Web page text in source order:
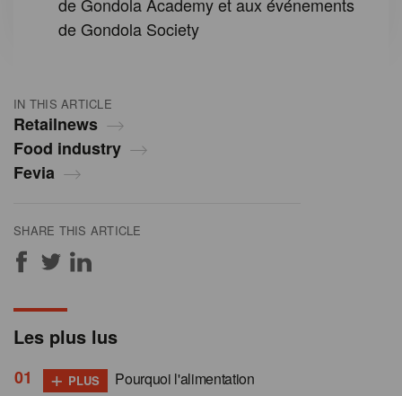
IN THIS ARTICLE
Retailnews
Food industry
Fevia
SHARE THIS ARTICLE
de Gondola Academy et aux événements
de Gondola Society
Les plus lus
+ PLUS
Pourquoi l'alimentation